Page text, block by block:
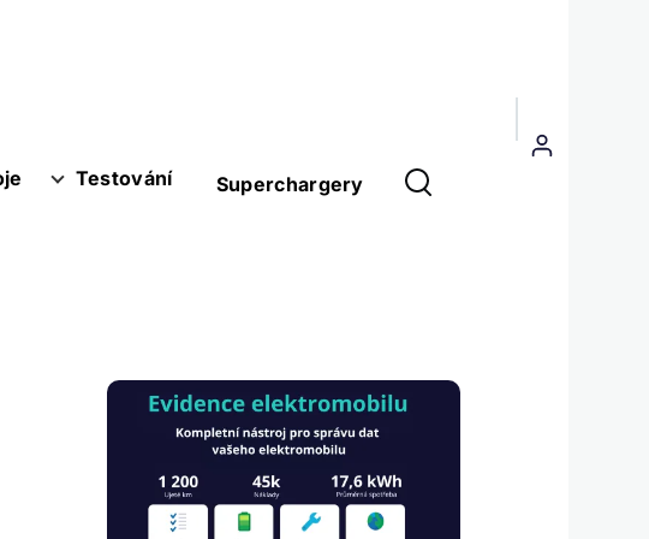
Testování Superchargery
Menu
uživatelského
Obrázek